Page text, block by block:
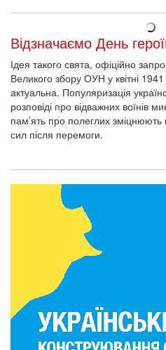
Відзначаємо День
Ідея такого свята, офіційно
Великого збору ОУН у квітні
актуальна. Популяризація
розповіді про відважних воїнів
пам’ять про полеглих
сил після перемоги.